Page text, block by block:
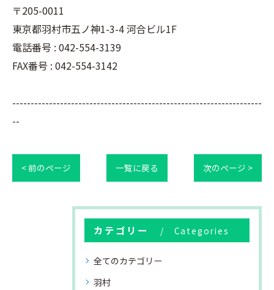
〒205-0011
東京都羽村市五ノ神1-3-4 河合ビル1F
電話番号 : 042-554-3139
FAX番号 : 042-554-3142
--------------------------------------------------------------------
--
< 前のページ 一覧に戻る 次のページ >
カテゴリー Categories
全てのカテゴリー
羽村